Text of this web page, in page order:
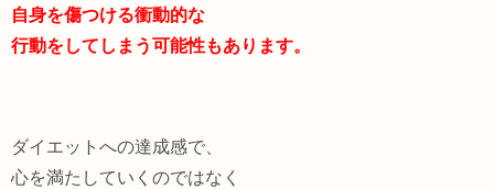
自身を傷つける衝動的な
行動をしてしまう可能性もあります。
ダイエットへの達成感で、
心を満たしていくのではなく